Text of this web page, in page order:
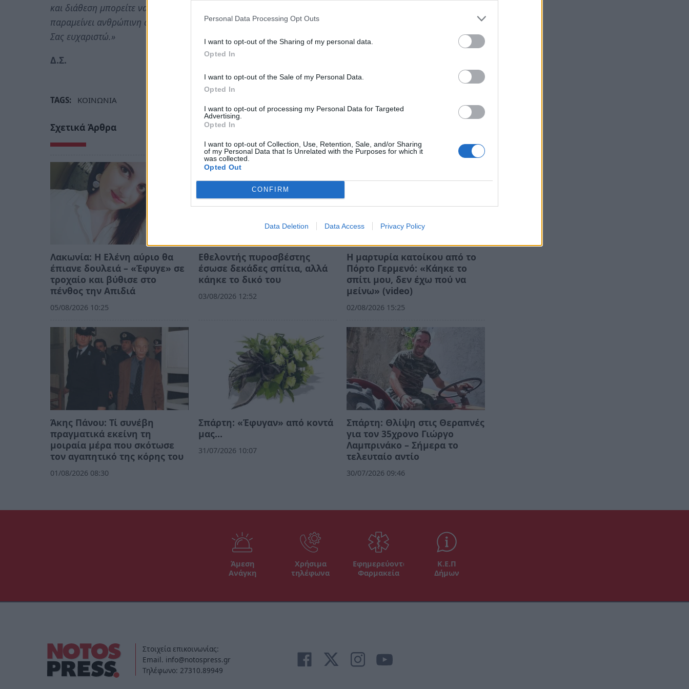
Personal Data Processing Opt Outs
I want to opt-out of the Sharing of my personal data.
Opted In
I want to opt-out of the Sale of my Personal Data.
Opted In
I want to opt-out of processing my Personal Data for Targeted
Advertising.
Opted In
I want to opt-out of Collection, Use, Retention, Sale, and/or Sharing
of my Personal Data that Is Unrelated with the Purposes for which it
was collected.
Opted Out
CONFIRM
Data Deletion Data Access Privacy Policy
και διάθεση μπορείτε να πράξετε, και είμαι σίγουρος ότι θα φροντίσετε, ώστε η πόλη μας να
παραμείνει ανθρώπινη αλλά και φροντισμένη!
Σας ευχαριστώ.»
Δ.Σ.
TAGS: ΚΟΙΝΩΝΙΑ
Σχετικά Άρθρα
Λακωνία: Η Ελένη αύριο θα
έπιανε δουλειά – «Έφυγε» σε
τροχαίο και βύθισε στο
πένθος την Απιδιά
05/08/2026 10:25
Εθελοντής πυροσβέστης
έσωσε δεκάδες σπίτια, αλλά
κάηκε το δικό του
03/08/2026 12:52
Η μαρτυρία κατοίκου από το
Πόρτο Γερμενό: «Κάηκε το
σπίτι μου, δεν έχω πού να
μείνω» (video)
02/08/2026 15:25
Άκης Πάνου: Τί συνέβη
πραγματικά εκείνη τη
μοιραία μέρα που σκότωσε
τον αγαπητικό της κόρης του
01/08/2026 08:30
Σπάρτη: «Έφυγαν» από κοντά
μας…
31/07/2026 10:07
Σπάρτη: Θλίψη στις Θεραπνές
για τον 35χρονο Γιώργο
Λαμπρινάκο – Σήμερα το
τελευταίο αντίο
30/07/2026 09:46
Άμεση
Ανάγκη
Χρήσιμα
τηλέφωνα
Εφημερεύοντα
Φαρμακεία
Κ.Ε.Π
Δήμων
Στοιχεία επικοινωνίας:
Email. info@notospress.gr
Τηλέφωνο: 27310.89949